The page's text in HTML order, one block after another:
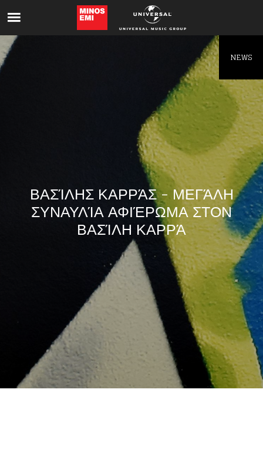
ΒΑΣΊΛΗΣ ΚΑΡΡΆΣ - ΜΕΓΆΛΗ
ΣΥΝΑΥΛΊΑ ΑΦΙΈΡΩΜΑ ΣΤΟΝ
ΒΑΣΊΛΗ ΚΑΡΡΆ
NEWS
Like being first?
Get news from your favorite artists before
everyone else.